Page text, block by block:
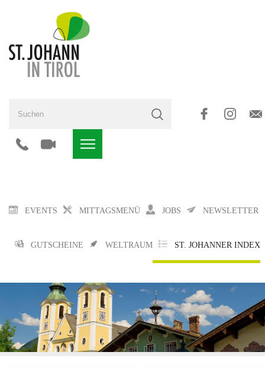
EVENTS MITTAGSMENÜ JOBS NEWSLETTER
GUTSCHEINE WELTRAUM ST. JOHANNER INDEX